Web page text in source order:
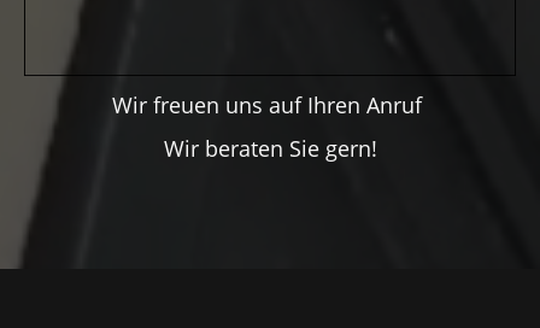
Wir freuen uns auf Ihren Anruf
Wir beraten Sie gern!